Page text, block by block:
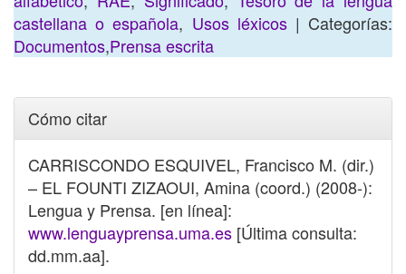
castellana o española, Usos léxicos| Categorías:
Documentos,Prensa escrita
Cómo citar
CARRISCONDO ESQUIVEL, Francisco M. (dir.)
– EL FOUNTI ZIZAOUI, Amina (coord.) (2008-):
Lengua y Prensa. [en línea]:
www.lenguayprensa.uma.es [Última consulta:
dd.mm.aa].